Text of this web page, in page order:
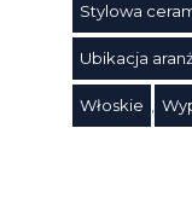
Stylowa
Ubikacja
Włoskie ,